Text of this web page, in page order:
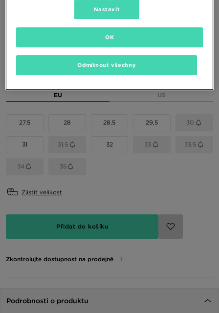
(Nejnižší cena za posledních 30 dní)
Dostupné Barvy
Vyberte velikost
EU US
27,5 28 28,5 29,5 30
31 31,5 32 33 33,5
34 35
Zjistit velikost
Přidat do košíku
Zkontrolujte dostupnost na prodejně
Podrobnosti o produktu
Nastavit
Odmítnout všechny
OK